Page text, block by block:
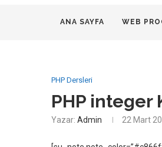
ANA SAYFA WEB
PHP Dersleri
PHP integer
Yazar: Admin 22 Mart